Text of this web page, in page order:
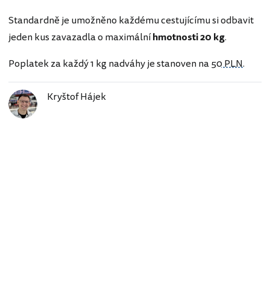
Standardně je umožněno každému cestujícímu si odbavit
jeden kus zavazadla o maximálníhmotnosti 20 kg.
Poplatek za každý 1 kg nadváhy je stanoven na50 PLN.
Kryštof Hájek